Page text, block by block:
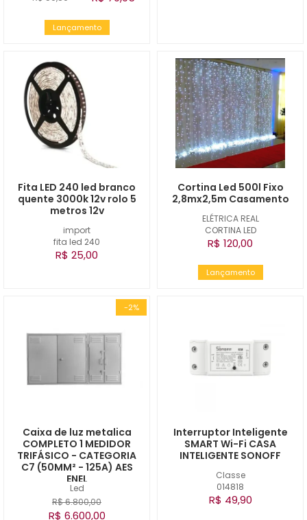
Lançamento
import
fita led 240
Fita LED 240 led branco
quente 3000k 12v rolo 5
metros 12v
R$ 25,00
ELÉTRICA REAL
CORTINA LED
Cortina Led 500l Fixo
2,8mx2,5m Casamento
R$ 120,00
Lançamento
-2%
Led
Caixa de luz metalica
COMPLETO 1 MEDIDOR
TRIFÁSICO - CATEGORIA
C7 (50MM² - 125A) AES
ENEL
R$ 6.800,00
R$ 6.600,00
Classe
014818
Interruptor Inteligente
SMART Wi-Fi CASA
INTELIGENTE SONOFF
R$ 49,90